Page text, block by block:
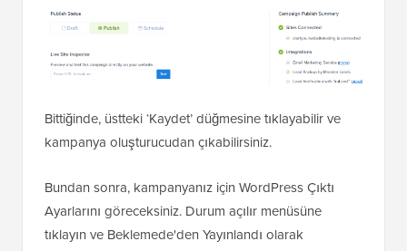
Bittiğinde, üstteki ‘Kaydet’ düğmesine tıklayabilir ve
kampanya oluşturucudan çıkabilirsiniz.
Bundan sonra, kampanyanız için WordPress Çıktı
Ayarlarını göreceksiniz. Durum açılır menüsüne
tıklayın ve Beklemede'den Yayınlandı olarak